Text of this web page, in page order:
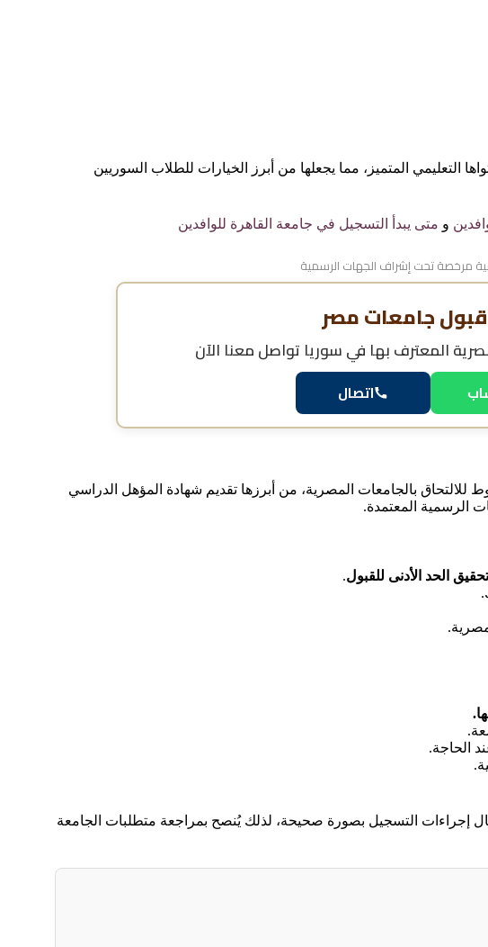
التعليمي المتميز، مما يجعلها من أبرز الخيارات للطلاب السوريين
و متى يبدأ التسجيل في جامعة القاهرة للوافدين
مرخصة تحت إشراف الجهات الرسمية
قبول جامعات مصر
المعترف بها في سوريا تواصل معنا الآن
اتصال
بالجامعات المصرية، من أبرزها تقديم شهادة المؤهل الدراسي
الرسمية المعتمدة.
الحد الأدنى للقبول.
الحاجة.
التسجيل بصورة صحيحة، لذلك يُنصح بمراجعة متطلبات الجامعة